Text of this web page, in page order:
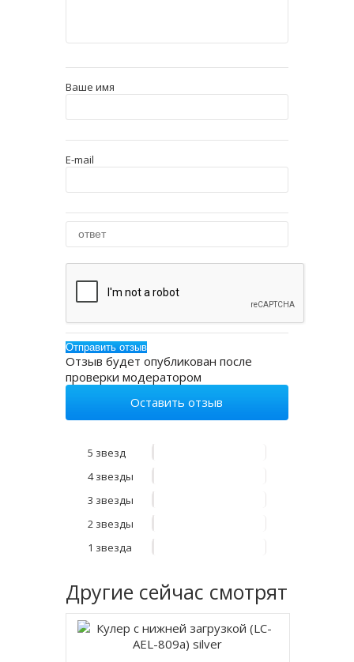
Ваше имя
E-mail
Отзыв будет опубликован после
проверки модератором
Оставить отзыв
5 звезд
4 звезды
3 звезды
2 звезды
1 звезда
Другие сейчас смотрят